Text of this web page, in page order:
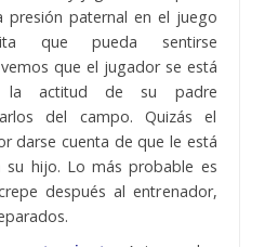
presión paternal en el juego
que pueda sentirse
que el jugador se está
la actitud de su padre
del campo. Quizás el
darse cuenta de que le está
su hijo. Lo más probable es
después al entrenador,